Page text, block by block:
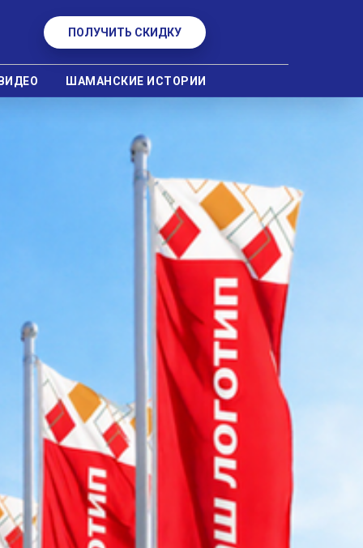
ПОЛУЧИТЬ СКИДКУ
ВИДЕО ШАМАНСКИЕ ИСТОРИИ